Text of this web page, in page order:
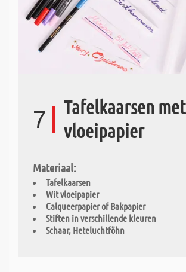
7
Tafelkaarsen met
vloeipapier
Materiaal:
Tafelkaarsen
Wit vloeipapier
Calqueerpapier of Bakpapier
Stiften in verschillende kleuren
Schaar, Heteluchtföhn